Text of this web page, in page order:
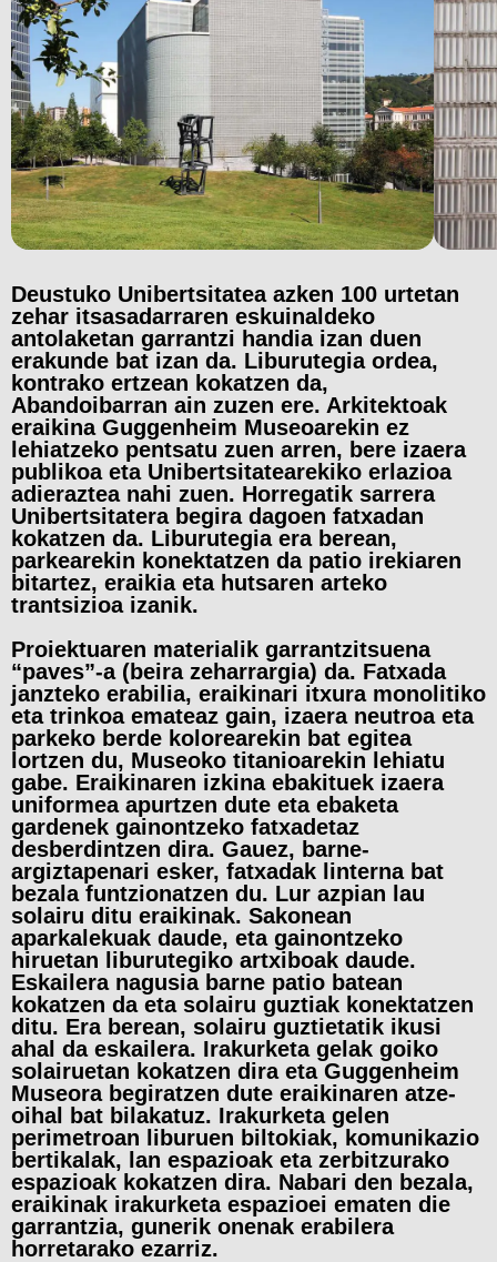
Deustuko Unibertsitatea azken 100 urtetan
zehar itsasadarraren eskuinaldeko
antolaketan garrantzi handia izan duen
erakunde bat izan da. Liburutegia ordea,
kontrako ertzean kokatzen da,
Abandoibarran ain zuzen ere. Arkitektoak
eraikina Guggenheim Museoarekin ez
lehiatzeko pentsatu zuen arren, bere izaera
publikoa eta Unibertsitatearekiko erlazioa
adieraztea nahi zuen. Horregatik sarrera
Unibertsitatera begira dagoen fatxadan
kokatzen da. Liburutegia era berean,
parkearekin konektatzen da patio irekiaren
bitartez, eraikia eta hutsaren arteko
trantsizioa izanik.
Proiektuaren materialik garrantzitsuena
“paves”-a (beira zeharrargia) da. Fatxada
janzteko erabilia, eraikinari itxura monolitiko
eta trinkoa emateaz gain, izaera neutroa eta
parkeko berde kolorearekin bat egitea
lortzen du, Museoko titanioarekin lehiatu
gabe. Eraikinaren izkina ebakituek izaera
uniformea apurtzen dute eta ebaketa
gardenek gainontzeko fatxadetaz
desberdintzen dira. Gauez, barne-
argiztapenari esker, fatxadak linterna bat
bezala funtzionatzen du. Lur azpian lau
solairu ditu eraikinak. Sakonean
aparkalekuak daude, eta gainontzeko
hiruetan liburutegiko artxiboak daude.
Eskailera nagusia barne patio batean
kokatzen da eta solairu guztiak konektatzen
ditu. Era berean, solairu guztietatik ikusi
ahal da eskailera. Irakurketa gelak goiko
solairuetan kokatzen dira eta Guggenheim
Museora begiratzen dute eraikinaren atze-
oihal bat bilakatuz. Irakurketa gelen
perimetroan liburuen biltokiak, komunikazio
bertikalak, lan espazioak eta zerbitzurako
espazioak kokatzen dira. Nabari den bezala,
eraikinak irakurketa espazioei ematen die
garrantzia, gunerik onenak erabilera
horretarako ezarriz.